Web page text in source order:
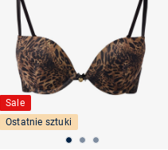
Sale
Ostatnie sztuki